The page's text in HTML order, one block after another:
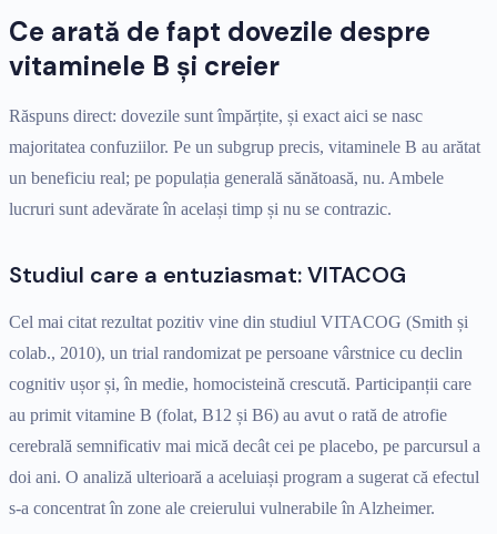
Ce arată de fapt dovezile despre
vitaminele B și creier
Răspuns direct: dovezile sunt împărțite, și exact aici se nasc
majoritatea confuziilor. Pe un subgrup precis, vitaminele B au arătat
un beneficiu real; pe populația generală sănătoasă, nu. Ambele
lucruri sunt adevărate în același timp și nu se contrazic.
Studiul care a entuziasmat: VITACOG
Cel mai citat rezultat pozitiv vine din studiul VITACOG (Smith și
colab., 2010), un trial randomizat pe persoane vârstnice cu declin
cognitiv ușor și, în medie, homocisteină crescută. Participanții care
au primit vitamine B (folat, B12 și B6) au avut o rată de atrofie
cerebrală semnificativ mai mică decât cei pe placebo, pe parcursul a
doi ani. O analiză ulterioară a aceluiași program a sugerat că efectul
s-a concentrat în zone ale creierului vulnerabile în Alzheimer.